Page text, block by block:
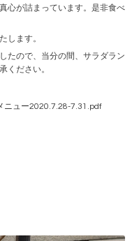
心が詰まっています。是非食べ
します。
たので、当分の間、サラダラン
ください。
ニュー2020.7.28-7.31.pdf